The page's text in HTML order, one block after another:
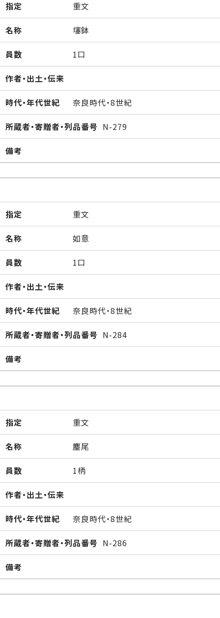
指定 重文
名称 𡑮鉢
員数 1口
作者・出土・伝来
時代・年代世紀 奈良時代・8世紀
所蔵者・寄贈者・列品番号 N-279
備考
指定 重文
名称 如意
員数 1口
作者・出土・伝来
時代・年代世紀 奈良時代・8世紀
所蔵者・寄贈者・列品番号 N-284
備考
指定 重文
名称 麈尾
員数 1柄
作者・出土・伝来
時代・年代世紀 奈良時代・8世紀
所蔵者・寄贈者・列品番号 N-286
備考